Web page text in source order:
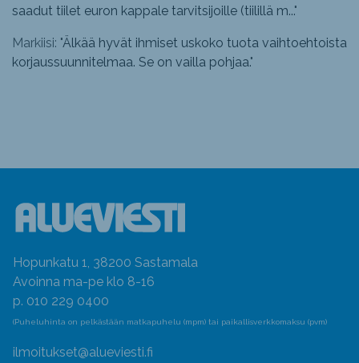
saadut tiilet euron kappale tarvitsijoille (tiilillä m..."
Markiisi: "Älkää hyvät ihmiset uskoko tuota vaihtoehtoista
korjaussuunnitelmaa. Se on vailla pohjaa."
Hopunkatu 1, 38200 Sastamala
Avoinna ma-pe klo 8-16
p. 010 229 0400
(Puheluhinta on pelkästään matkapuhelu (mpm) tai paikallisverkkomaksu (pvm)
ilmoitukset@alueviesti.fi